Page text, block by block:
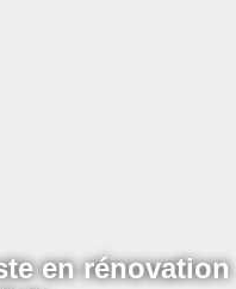
en rénovation